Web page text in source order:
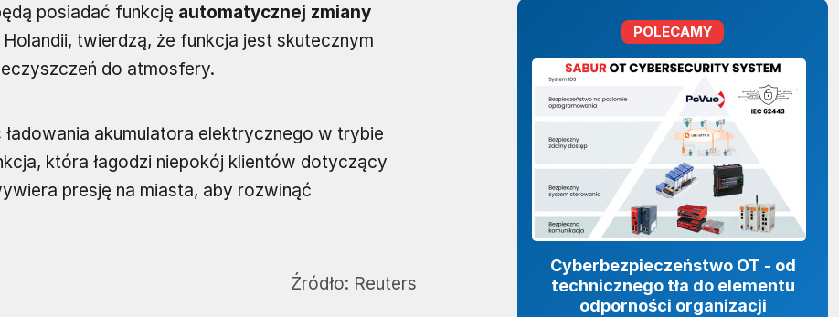
posiadać funkcję automatycznej zmiany
twierdzą, że funkcja jest skutecznym
do atmosfery.
akumulatora elektrycznego w trybie
która łagodzi niepokój klientów dotyczący
presję na miasta, aby rozwinąć
Źródło: Reuters
POLECAMY
Cyberbezpieczeństwo OT - od
technicznego tła do elementu
odporności organizacji